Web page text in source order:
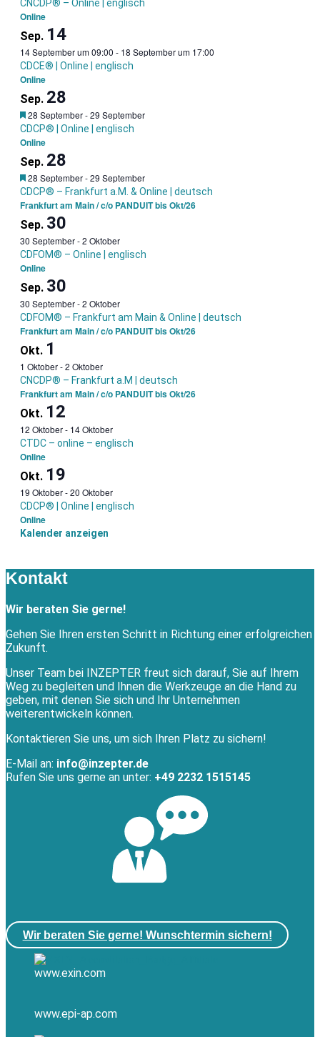
CNCDP® – Online | englisch
Online
Sep. 14
14 September um 09:00 - 18 September um 17:00
CDCE® | Online | englisch
Online
Sep. 28
Garantietermin
28 September-29 September
CDCP® | Online | englisch
Online
Sep. 28
Garantietermin
28 September-29 September
CDCP® – Frankfurt a.M. & Online | deutsch
Frankfurt am Main / c/o PANDUIT bis Okt/26
Sep. 30
30 September-2 Oktober
CDFOM® – Online | englisch
Online
Sep. 30
30 September-2 Oktober
CDFOM® – Frankfurt am Main & Online | deutsch
Frankfurt am Main / c/o PANDUIT bis Okt/26
Okt. 1
1 Oktober-2 Oktober
CNCDP® – Frankfurt a.M | deutsch
Frankfurt am Main / c/o PANDUIT bis Okt/26
Okt. 12
12 Oktober- 14 Oktober
CTDC – online – englisch
Online
Okt. 19
19 Oktober-20 Oktober
CDCP® | Online | englisch
Online
Kalender anzeigen
Kontakt
Wir beraten Sie gerne!
Gehen Sie Ihren ersten Schritt in Richtung einer erfolgreichen
Zukunft.
Unser Team bei INZEPTER freut sich darauf, Sie auf Ihrem
Weg zu begleiten und Ihnen die Werkzeuge an die Hand zu
geben, mit denen Sie sich und Ihr Unternehmen
weiterentwickeln können.
Kontaktieren Sie uns, um sich Ihren Platz zu sichern!
E-Mail an: info@inzepter.de
Rufen Sie uns gerne an unter: +49 2232 1515145
Wir beraten Sie gerne! Wunschtermin sichern!
www.exin.com
www.epi-ap.com